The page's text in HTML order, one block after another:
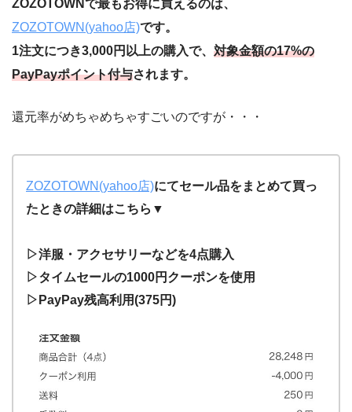
ZOZOTOWNで最もお得に買えるのは、
ZOZOTOWN(yahoo店)です。
1注文につき3,000円以上の購入で、 対象金額の17%の
PayPayポイント付与されます。
還元率がめちゃめちゃすごいのですが・・・
ZOZOTOWN(yahoo店)にてセール品をまとめて買っ
たときの詳細はこちら▼
▷洋服・アクセサリーなどを4点購入
▷タイムセールの1000円クーポンを使用
▷PayPay残高利用(375円)